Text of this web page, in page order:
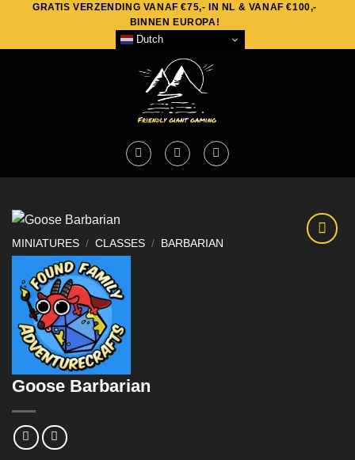
content
GRATIS VERZENDING VANAF €75,- IN NL & VANAF €100,-
BINNEN EUROPA!
Dutch
MINIATURES / CLASSES / BARBARIAN
Goose Barbarian